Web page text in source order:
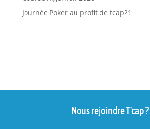
Journée Poker au profit de tcap21
Nous rejoindre T'cap ?